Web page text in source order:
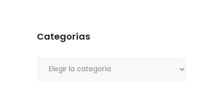
Categorías